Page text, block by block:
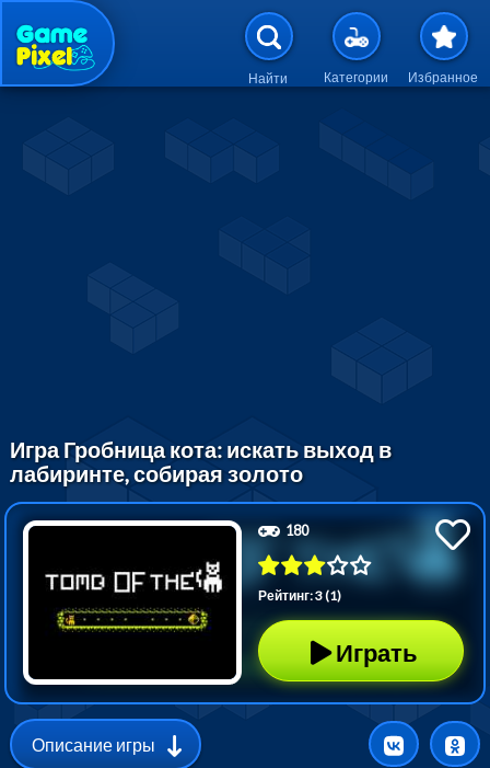
Перейти к основному
Найти Категории Избранное
Игра Гробница кота: искать выход в
лабиринте, собирая золото
180
Рейтинг: 3 (1)
Играть
Описание игры